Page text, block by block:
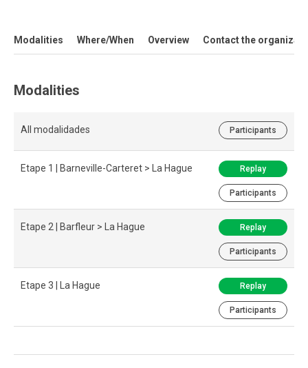
Modalities Where/When Overview Contact the
Modalities
All modalidades Participants
Etape 1 | Barneville-Carteret > La Hague Replay
Participants
Etape 2 | Barfleur > La Hague Replay
Participants
Etape 3 | La Hague Replay
Participants